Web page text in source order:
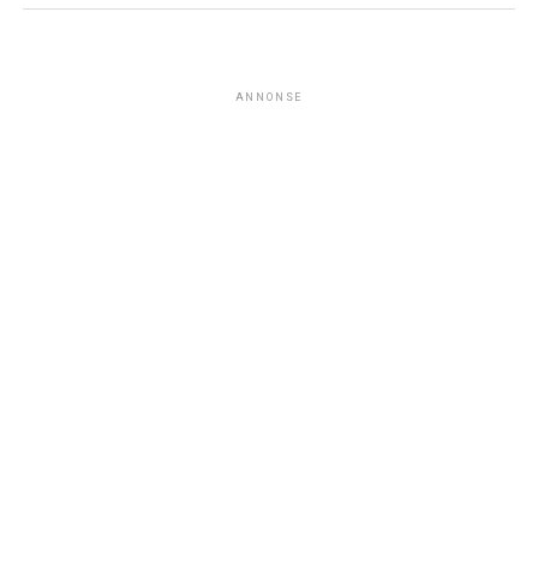
ANNONSE